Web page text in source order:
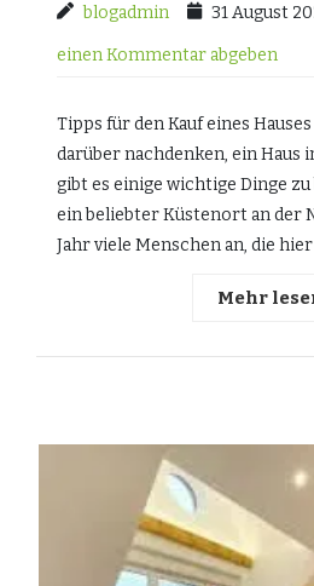
blogadmin 31 August
einen Kommentar abgeben
Tipps für den Kauf eines
darüber nachdenken, ein Haus
gibt es einige wichtige Dinge
ein beliebter Küstenort an der
Jahr viele Menschen an, die hier
Mehr